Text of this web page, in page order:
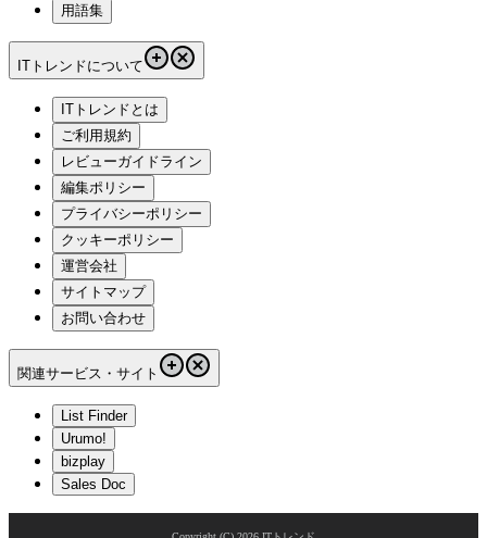
用語集
ITトレンドについて
ITトレンドとは
ご利用規約
レビューガイドライン
編集ポリシー
プライバシーポリシー
クッキーポリシー
運営会社
サイトマップ
お問い合わせ
関連サービス・サイト
List Finder
Urumo!
bizplay
Sales Doc